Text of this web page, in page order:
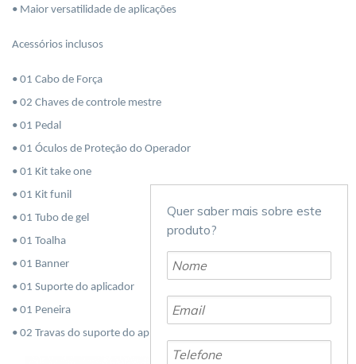
• Maior versatilidade de aplicações
Acessórios inclusos
• 01 Cabo de Força
• 02 Chaves de controle mestre
• 01 Pedal
• 01 Óculos de Proteção do Operador
• 01 Kit take one
• 01 Kit funil
• 01 Tubo de gel
• 01 Toalha
• 01 Banner
• 01 Suporte do aplicador
• 01 Peneira
• 02 Travas do suporte do aplicador
Quer saber mais sobre este
produto?